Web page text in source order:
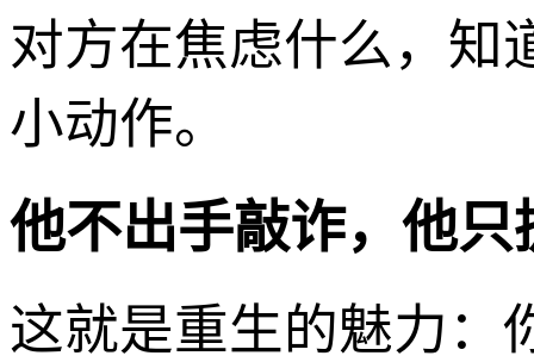
对方在焦虑什么，知
小动作。
他不出手敲诈，他只
这就是重生的魅力：